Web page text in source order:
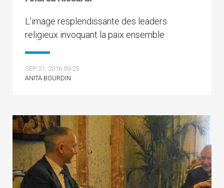
L’image resplendissante des leaders
religieux invoquant la paix ensemble
SEP 21, 2016 09:25
ANITA BOURDIN